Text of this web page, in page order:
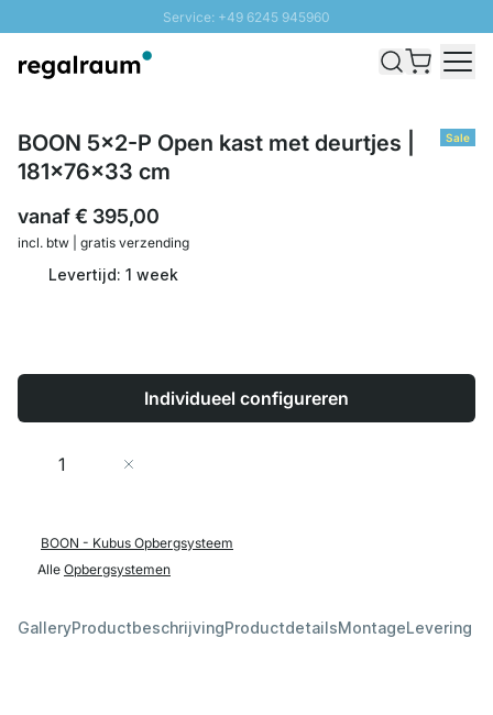
Service: +49 6245 945960
Snelle levering - Gratis verzending vanaf €100
Sale
BOON 5x2-P Open kast met deurtjes |
181x76x33 cm
vanaf€ 395,00
incl. btw | gratis verzending
Levertijd: 1 week
Individueel configureren
Aantal
BOON - Kubus Opbergsysteem
Alle Opbergsystemen
GalleryProductbeschrijvingProductdetailsMontageLevering